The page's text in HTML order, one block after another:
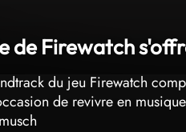
de Firewatch
du jeu Firewatch
de revivre en